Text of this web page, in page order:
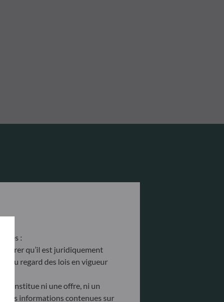
:
qu’il est juridiquement
au regard des lois en vigueur
constitue ni une offre, ni un
Les informations contenues sur